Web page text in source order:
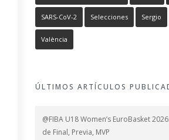
SARS-CoV-2 Selecciones Sergio
València
ÚLTIMOS ARTÍCULOS
@FIBA U18 Women’s EuroBasket
de Final, Previa, MVP